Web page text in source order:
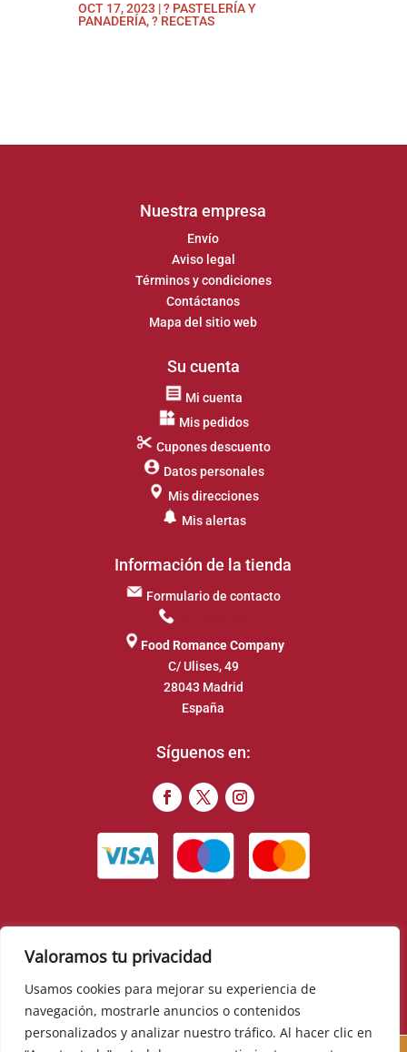
Valoramos tu privacidad
Usamos cookies para mejorar su experiencia de
navegación, mostrarle anuncios o contenidos
personalizados y analizar nuestro tráfico. Al hacer clic en
OCT 17, 2023 |? PASTELERÍA Y
PANADERÍA,? RECETAS
Nuestra empresa
Envío
Aviso legal
Términos y condiciones
Contáctanos
Mapa del sitio web
Su cuenta
Mi cuenta
Mis pedidos
Cupones descuento
Datos personales
Mis direcciones
Mis alertas
Información de la tienda
Formulario de contacto
Food Romance Company
C/ Ulises, 49
28043 Madrid
España
Síguenos en:
© 2022 – Food Romance Company – Todos los derechos
reservados